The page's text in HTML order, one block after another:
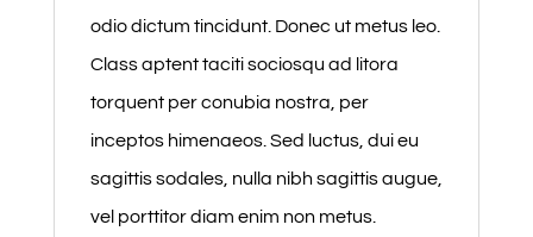
odio dictum tincidunt. Donec ut metus leo.
Class aptent taciti sociosqu ad litora
torquent per conubia nostra, per
inceptos himenaeos. Sed luctus, dui eu
sagittis sodales, nulla nibh sagittis augue,
vel porttitor diam enim non metus.